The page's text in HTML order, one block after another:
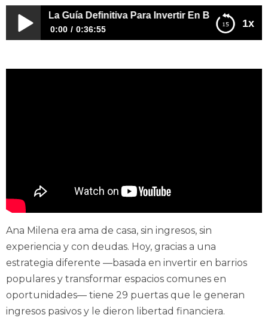
1x
La Guía Definitiva Para Invertir En Barrios Populares
0:00 0:36:55
Ana Milena era ama de casa, sin ingresos, sin
experiencia y con deudas. Hoy, gracias a una
estrategia diferente —basada en invertir en barrios
populares y transformar espacios comunes en
oportunidades— tiene 29 puertas que le generan
ingresos pasivos y le dieron libertad financiera.